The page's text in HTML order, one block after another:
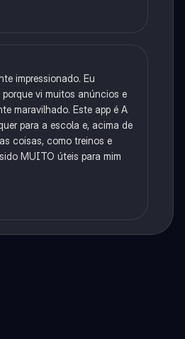
impressionado. Eu
porque vi muitos anúncios e
maravilhado. Este app é A
para a escola e, acima de
coisas, como treinos e
MUITO úteis para mim